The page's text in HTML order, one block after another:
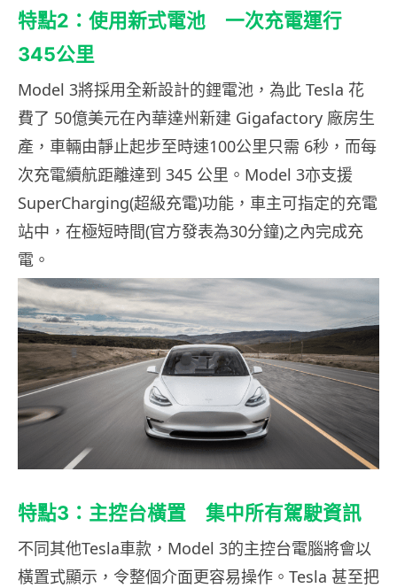
特點2：使用新式電池 一次充電運行
345公里
Model 3將採用全新設計的鋰電池，為此 Tesla 花
費了 50億美元在內華達州新建 Gigafactory 廠房生
產，車輛由靜止起步至時速100公里只需 6秒，而每
次充電續航距離達到 345 公里。Model 3亦支援
SuperCharging(超級充電)功能，車主可指定的充電
站中，在極短時間(官方發表為30分鐘)之內完成充
電。
特點3：主控台橫置 集中所有駕駛資訊
不同其他Tesla車款，Model 3的主控台電腦將會以
橫置式顯示，令整個介面更容易操作。Tesla 甚至把